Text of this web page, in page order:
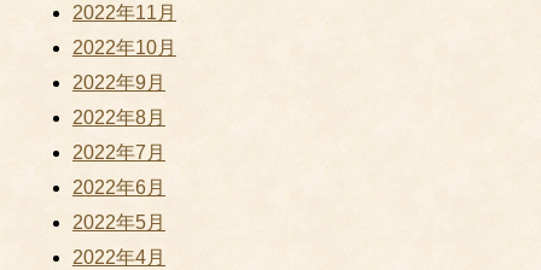
2022年11月
2022年10月
2022年9月
2022年8月
2022年7月
2022年6月
2022年5月
2022年4月